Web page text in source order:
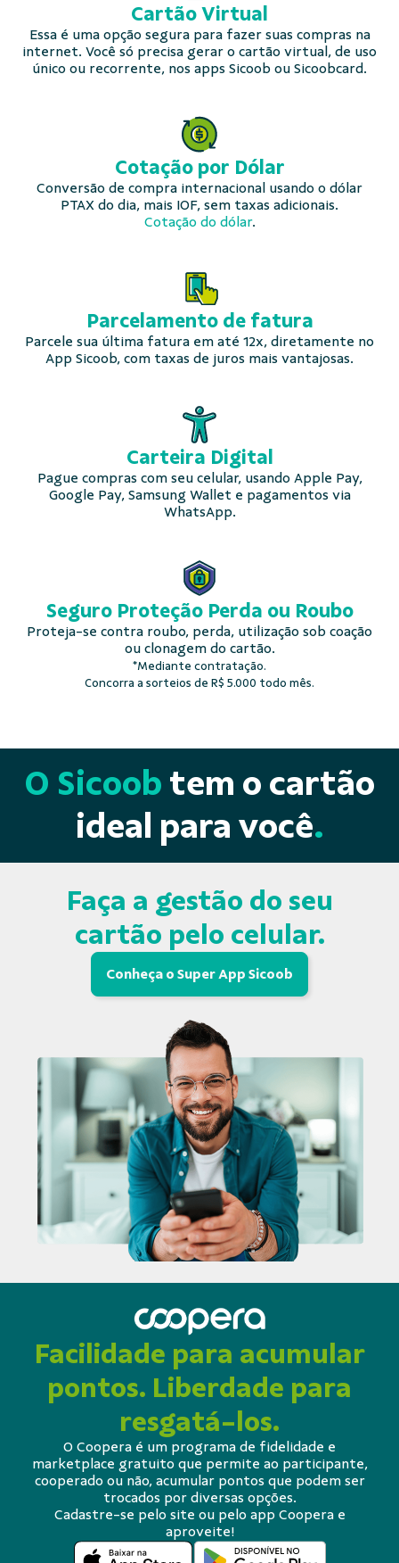
CartãoVirtual
Essa é uma opção segura para fazer suas compras na
internet. Você só precisa gerar o cartão virtual, de uso
único ou recorrente, nos apps Sicoob ou Sicoobcard.
Cotaçãopor Dólar
Conversão de compra internacional usando o dólar
PTAX do dia, mais IOF, sem taxas adicionais.
Cotação do dólar.
Parcelamentode fatura
Parcele sua última fatura em até 12x, diretamente no
App Sicoob, com taxas de juros mais vantajosas.
Carteira Digital
Pague compras com seu celular, usando Apple Pay,
Google Pay, Samsung Wallet e pagamentos via
WhatsApp.
Seguro ProteçãoPerda ou Roubo
Proteja-se contra roubo, perda, utilização sob coação
ou clonagem do cartão.
*Mediante contratação.
Concorra a sorteios de R$ 5.000 todo mês.
O Sicoob tem o cartão
ideal para você.
Faça a gestão do seu
cartão pelo celular.
Conheça o Super App Sicoob
Facilidade para acumular
pontos. Liberdade para
resgatá-los.
O Coopera é um programa de fidelidade e
marketplace gratuito que permite ao participante,
cooperado ou não, acumular pontos que podem ser
trocados por diversas opções.
Cadastre-se pelo site ou pelo app Coopera e
aproveite!